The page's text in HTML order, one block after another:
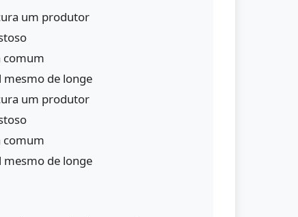
um produtor
comum
mesmo de longe
um produtor
comum
mesmo de longe